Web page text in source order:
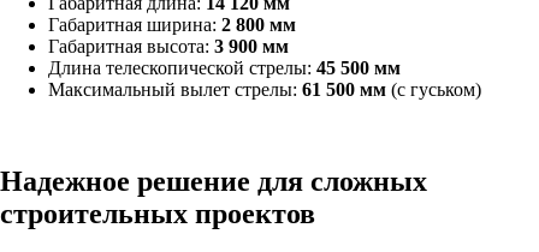
Габаритная ширина: 2 800 мм
Габаритная высота: 3 900 мм
Длина телескопической стрелы: 45 500 мм
Максимальный вылет стрелы: 61 500 мм (с гуськом)
Надежное решение для сложных
строительных проектов